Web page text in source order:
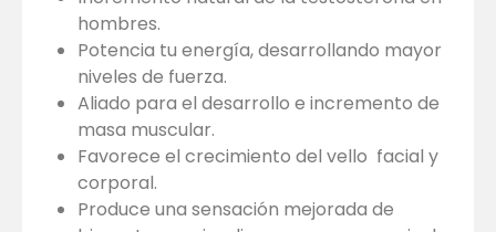
hombres.
Potencia tu energía, desarrollando mayor
niveles de fuerza.
Aliado para el desarrollo e incremento de
masa muscular.
Favorece el crecimiento del vello facial y
corporal.
Produce una sensación mejorada de